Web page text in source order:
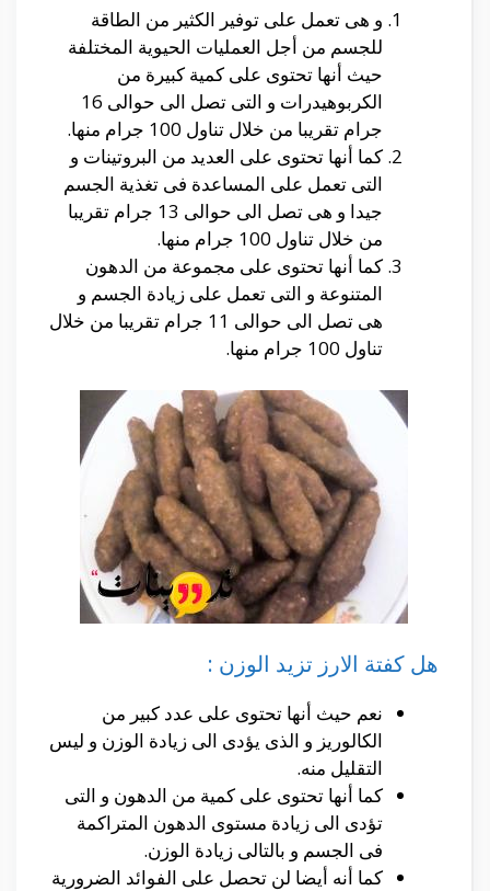
و هى تعمل على توفير الكثير من الطاقة
للجسم من أجل العمليات الحيوية المختلفة
حيث أنها تحتوى على كمية كبيرة من
الكربوهيدرات و التى تصل الى حوالى 16
جرام تقريبا من خلال تناول 100 جرام منها.
كما أنها تحتوى على العديد من البروتينات و
التى تعمل على المساعدة فى تغذية الجسم
جيدا و هى تصل الى حوالى 13 جرام تقريبا
من خلال تناول 100 جرام منها.
كما أنها تحتوى على مجموعة من الدهون
المتنوعة و التى تعمل على زيادة الجسم و
هى تصل الى حوالى 11 جرام تقريبا من خلال
تناول 100 جرام منها.
هل كفتة الارز تزيد الوزن :
نعم حيث أنها تحتوى على عدد كبير من
الكالوريز و الذى يؤدى الى زيادة الوزن و ليس
التقليل منه.
كما أنها تحتوى على كمية من الدهون و التى
تؤدى الى زيادة مستوى الدهون المتراكمة
فى الجسم و بالتالى زيادة الوزن.
كما أنه أيضا لن تحصل على الفوائد الضرورية